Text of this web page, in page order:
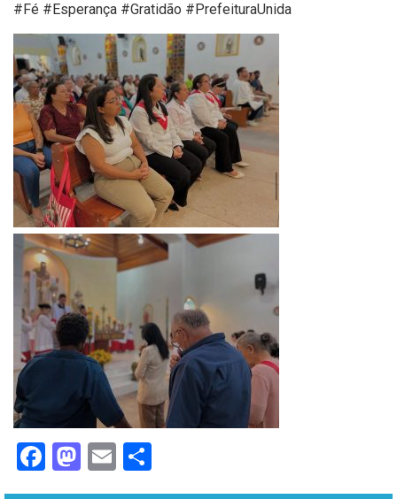
#Fé #Esperança #Gratidão #PrefeituraUnida
Facebook
Mastodon
Email